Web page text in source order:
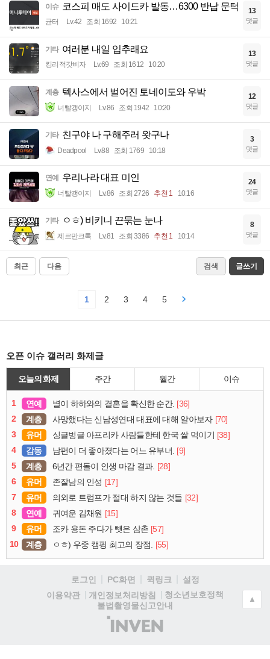
이슈 코스피 매도 사이드카 발동…6300 반납 문턱
균터 Lv.42 조회 1692 10:21
13
댓글
기타 여러분 내일 입추래요
킹리적갓비자 Lv.69 조회 1612 10:20
13
댓글
계층 텍사스에서 벌어진 토네이도와 우박
너빨갱이지 Lv.86 조회 1942 10:20
12
댓글
기타 친구야 나 구해주러 왓구나
Deadpool Lv.88 조회 1769 10:18
3
댓글
연예 우리나라 대표 미인
너빨갱이지 Lv.86 조회 2726 추천 1 10:16
24
댓글
기타 ㅇㅎ) 비키니 끈묶는 눈나
제르만크록 Lv.81 조회 3386 추천 1 10:14
8
댓글
최근 다음 검색 글쓰기
1 2 3 4 5
오픈 이슈 갤러리 화제글
오늘의 화제 주간 월간 이슈
1 연예 별이 하하와의 결혼을 확신한 순간. [36]
2
계층 사망했다는 신남성연대 대표에 대해 알아보자 [70]
3
유머 싱글벙글 아프리카 사람들한테 한국 쌀 먹이기 [38]
4
감동 남편이 더 좋아졌다는 어느 유부녀. [9]
5
계층 6년간 편돌이 인생 마감 결과. [28]
6
유머 존잘남의 인성 [17]
7
유머 의외로 트럼프가 절대 하지 않는 것들 [32]
8
연예 귀여운 김채원 [15]
9
유머 조카 용돈 주다가 뺏은 삼촌 [57]
10
계층 ㅇㅎ) 우중 캠핑 최고의 장점. [55]
로그인 PC화면 퀵링크
설정
이용약관
개인정보처리방침
청소년보호정책
불법촬영물신고안내
(주)
인
▲